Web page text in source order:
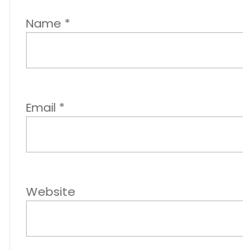
Name *
Email *
Website